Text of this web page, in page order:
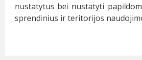
nustatytus bei nustatyti
sprendinius ir teritorijos